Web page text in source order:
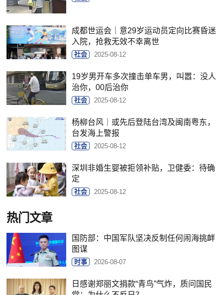
成都世运会｜意29岁运动员定向比赛昏迷
入院，抢救无效不幸离世
社会 2025-08-12
19岁男开车多次撞击单车男，叫嚣：没人
治你，00后治你
社会 2025-08-12
杨柳台风｜或先后登陆台湾及闽南粤东，
台发海上警报
社会 2025-08-12
深圳非婚生婴被拒领补贴，卫健委：待确
定
社会 2025-08-12
热门文章
国防部：中国军队坚决反制任何闹海挑衅
图谋
时事 2026-08-07
日感谢郑丽文捐款“青鸟”气炸，质问国民